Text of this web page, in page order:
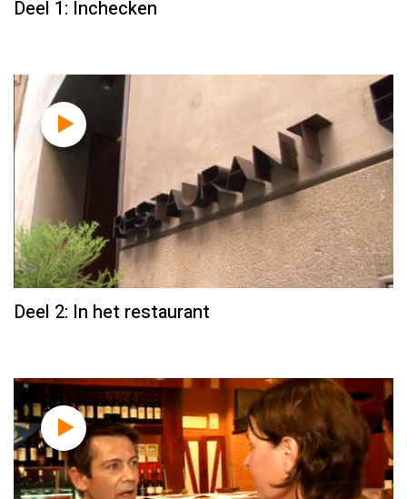
Deel 1: Inchecken
Deel 2: In het restaurant